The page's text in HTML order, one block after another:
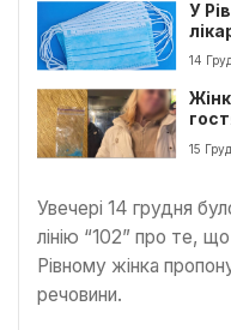
У
14
15
Увечері 14 грудня
лінію “102” про те,
Рівному жінка
речовини.